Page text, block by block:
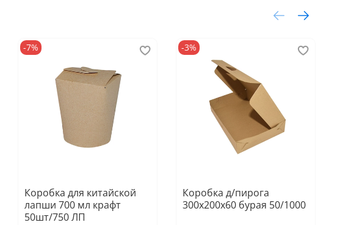
-7%
Коробка для китайской
лапши 700 мл крафт
50шт/750 ЛП
-3%
Коробка д/пирога
300х200х60 бурая 50/1000